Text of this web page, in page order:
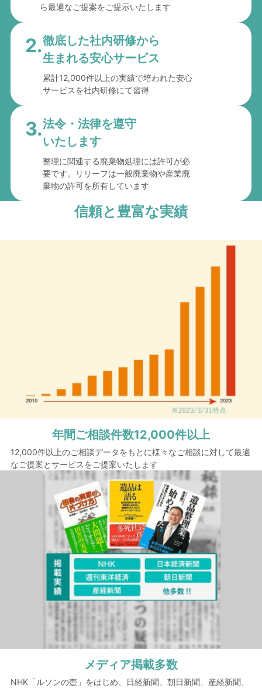
ら最適なご提案をご提示いたします
2.徹底した社内研修から
生まれる安心サービス
累計12,000件以上の実績で培われた安心
サービスを社内研修にて習得
3.法令・法律を遵守
いたします
整理に関連する廃棄物処理には許可が必
要です。リリーフは一般廃棄物や産業廃
棄物の許可を所有しています
信頼と豊富な実績
年間ご相談件数12,000件以上
12,000件以上のご相談データをもとに様々なご相談に対して最適
なご提案とサービスをご提案いたします
メディア掲載多数
NHK「ルソンの壺」をはじめ、日経新聞、朝日新聞、産経新聞、